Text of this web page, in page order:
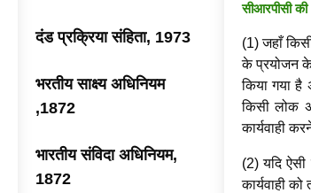
दंड प्रक्रिया संहिता, 1973
भरतीय साक्ष्य अधिनियम
,1872
भारतीय संविदा अधिनियम,
1872
सीआरपीसी
(1) जहाँ
के प्रयोजन के
किया गया है
किसी लोक
कार्यवाही
(2) यदि
कार्यवाही